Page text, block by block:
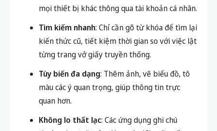
digital note
Ưu điểm của digital note
Lưu trữ và đồng bộ dữ liệu dễ dàng
mọi thiết bị khác thông qua tài khoản cá nhân.